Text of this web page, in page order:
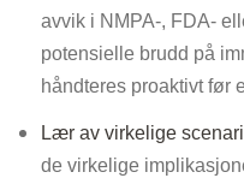
avvik i NMPA-, FDA-
potensielle brudd på
håndteres proaktivt før
Lær av virkelige
de virkelige